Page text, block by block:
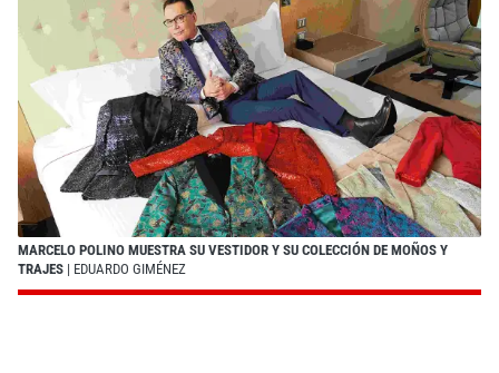
MARCELO POLINO MUESTRA SU VESTIDOR Y SU COLECCIÓN DE MOÑOS Y
TRAJES | EDUARDO GIMÉNEZ